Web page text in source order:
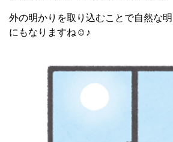
外の明かりを取り込むことで自然な
にもなりますね☺♪